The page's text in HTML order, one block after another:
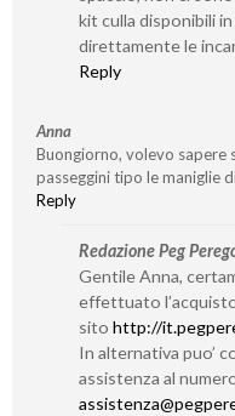
kit culla disponibili
direttamente le
Reply
Anna
Buongiorno, volevo sapere
passeggini tipo le maniglie
Reply
Redazione Peg
Gentile Anna,
effettuato
sito http://
In alternativa puo’
assistenza al